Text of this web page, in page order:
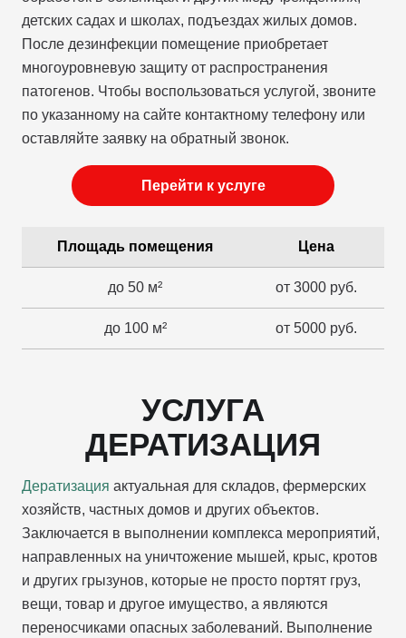
детских садах и школах, подъездах жилых домов.
После дезинфекции помещение приобретает
многоуровневую защиту от распространения
патогенов. Чтобы воспользоваться услугой, звоните
по указанному на сайте контактному телефону или
оставляйте заявку на обратный звонок.
Перейти к услуге
Площадь помещения Цена
до 50 м² от 3000 руб.
до 100 м² от 5000 руб.
УСЛУГА
ДЕРАТИЗАЦИЯ
Дератизация актуальная для складов, фермерских
хозяйств, частных домов и других объектов.
Заключается в выполнении комплекса мероприятий,
направленных на уничтожение мышей, крыс, кротов
и других грызунов, которые не просто портят груз,
вещи, товар и другое имущество, а являются
переносчиками опасных заболеваний. Выполнение